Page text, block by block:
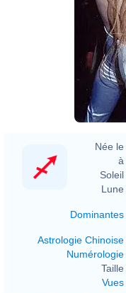
Née le
à
Soleil
Lune
Dominantes
Astrologie Chinoise
Numérologie
Taille
Vues